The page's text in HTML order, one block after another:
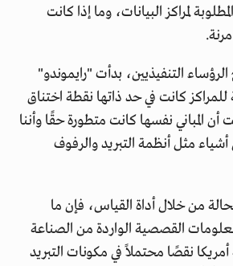
لمراكز البيانات، وما إذا كانت
التنفيذيين، بدأت "رايموندو"
للمراكز كانت في حد ذاتها نقطة اختناق
المباني نفسها كانت متطورة حقًا وأننا
مثل أنظمة التبريد والرفوف
من خلال أداة القياس، فإن ما
القصصية الواردة من الصناعة
نقصًا محتملاً في مكونات التبريد